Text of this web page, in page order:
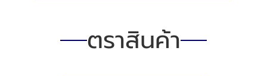
ตราสินค้า